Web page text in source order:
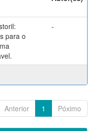
para o
-
Anterior 1 Póximo